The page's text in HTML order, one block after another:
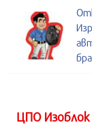
ЦПО Изоблок